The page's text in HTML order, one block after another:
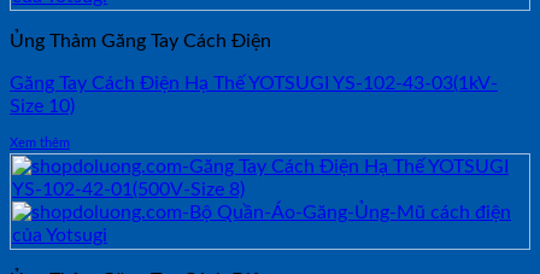
Ủng Thảm Găng Tay Cách Điện
Găng Tay Cách Điện Hạ Thế YOTSUGI YS-102-43-03(1kV-
Size 10)
Xem thêm